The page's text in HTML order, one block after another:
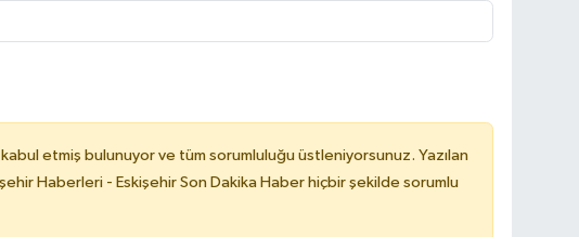
kabul etmiş bulunuyor ve tüm sorumluluğu üstleniyorsunuz. Yazılan
Haberleri - Eskişehir Son Dakika Haber hiçbir şekilde sorumlu